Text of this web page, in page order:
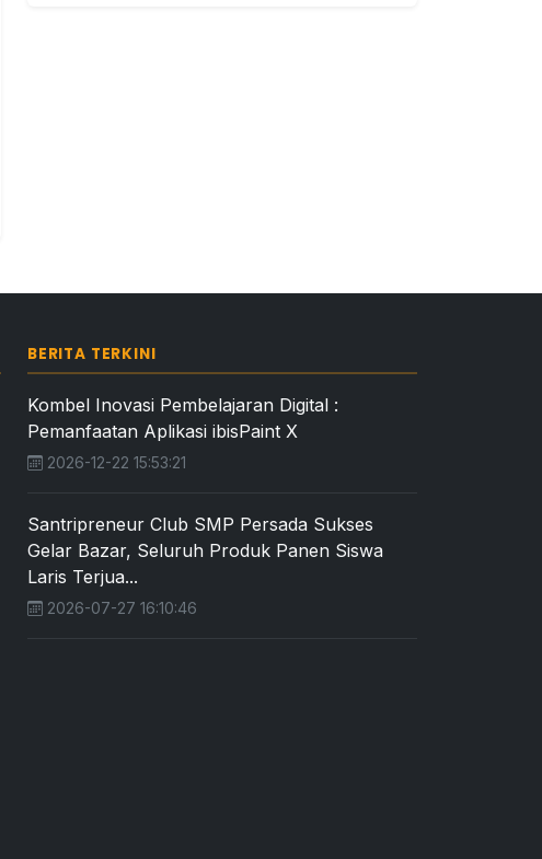
BERITA TERKINI
Kombel Inovasi Pembelajaran Digital :
Pemanfaatan Aplikasi ibisPaint X
2026-12-22 15:53:21
Santripreneur Club SMP Persada Sukses
Gelar Bazar, Seluruh Produk Panen Siswa
Laris Terjua...
2026-07-27 16:10:46